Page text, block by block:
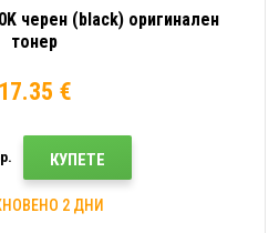
черен (black) оригинален
тонер
17.35 €
КУПЕТЕ
2 ДНИ